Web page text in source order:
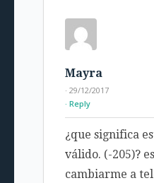
Mayra
· 29/12/2017
Reply
¿que significa
válido. (-205)?
cambiarme a